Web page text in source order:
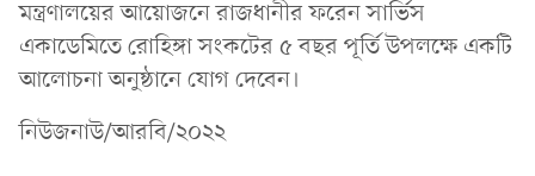
মন্ত্রণালয়ের আয়োজনে রাজধানীর ফরেন সার্ভিস
একাডেমিতে রোহিঙ্গা সংকটের ৫ বছর পূর্তি উপলক্ষে একটি
আলোচনা অনুষ্ঠানে যোগ দেবেন।
নিউজনাউ/আরবি/২০২২